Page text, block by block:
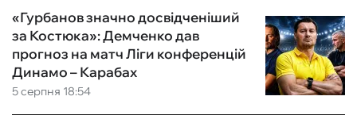
5 серпня 18:54
«Гурбанов значно досвідченіший
за Костюка»: Демченко дав
прогноз на матч Ліги конференцій
Динамо – Карабах